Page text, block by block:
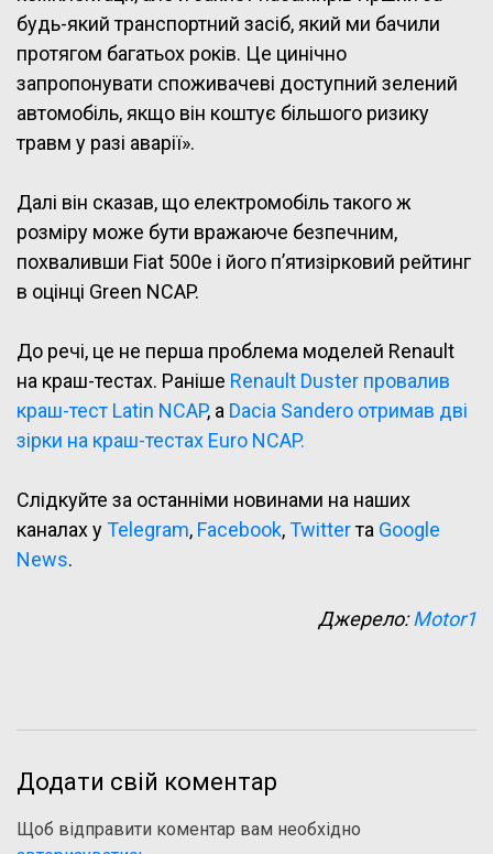
будь-який транспортний засіб, який ми бачили
протягом багатьох років. Це цинічно
запропонувати споживачеві доступний зелений
автомобіль, якщо він коштує більшого ризику
травм у разі аварії».
Далі він сказав, що електромобіль такого ж
розміру може бути вражаюче безпечним,
похваливши Fiat 500e і його п’ятизірковий рейтинг
в оцінці Green NCAP.
До речі, це не перша проблема моделей Renault
на краш-тестах. Раніше Renault Duster провалив
краш-тест Latin NCAP, а Dacia Sandero отримав дві
зірки на краш-тестах Euro NCAP.
Слідкуйте за останніми новинами на наших
каналах уTelegram, Facebook,Twitterта Google
News.
Джерело:Motor1
Додати свій коментар
Щоб відправити коментар вам необхідно